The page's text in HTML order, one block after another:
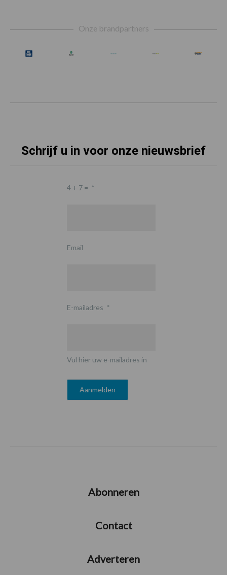
Onze brandpartners
Schrijf u in voor onze nieuwsbrief
4 + 7 = *
Email
E-mailadres *
Vul hier uw e-mailadres in
Abonneren
Contact
Adverteren